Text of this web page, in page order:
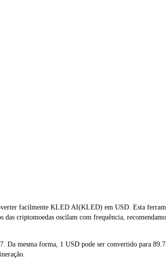
facilmente KLED AI(KLED) em USD. Esta
criptomoedas oscilam com frequência,
mesma forma, 1 USD pode ser convertido para